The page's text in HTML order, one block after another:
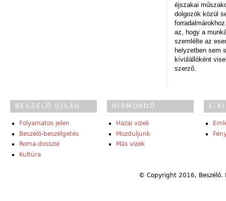
éjszakai
dolgozók közül
az, hogy a
szemlélte az
helyzetben sem
kívülállóként
szerző.
BESZÉLŐ ÚJSÁG
Folyamatos jelen
Beszélő-beszélgetés
Roma-dosszié
Kultúra
HÍRMONDÓ
Hazai vizek
Mozduljunk
Más vizek
E-
© Copyright 2016,